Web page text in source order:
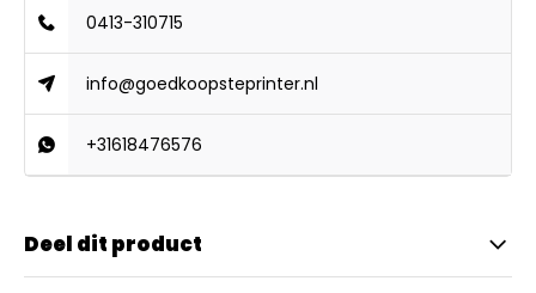
0413-310715
info@goedkoopsteprinter.nl
+31618476576
Deel dit product